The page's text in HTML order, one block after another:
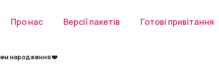
Про нас Версії пакетів Готові привітання
народження ❤️